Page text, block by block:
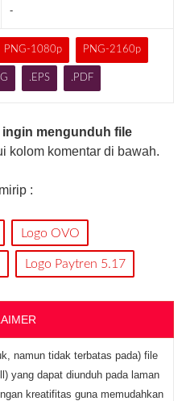
-
PNG-1080p PNG-2160p
.EPS .PDF
ingin mengunduh file
kolom komentar di bawah.
:
Logo OVO
Logo Paytren 5.17
namun tidak terbatas pada) file
yang dapat diunduh pada laman
kreatifitas guna memudahkan